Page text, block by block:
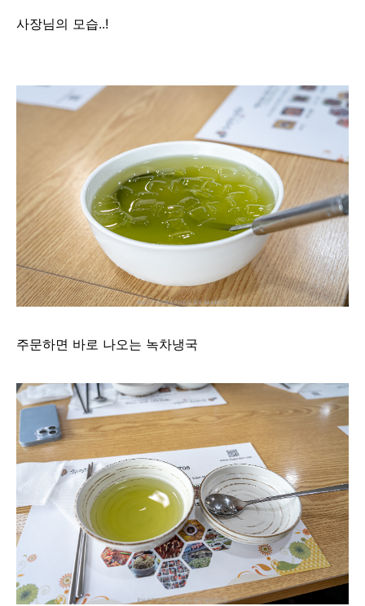
사장님의 모습..!
주문하면 바로 나오는 녹차냉국